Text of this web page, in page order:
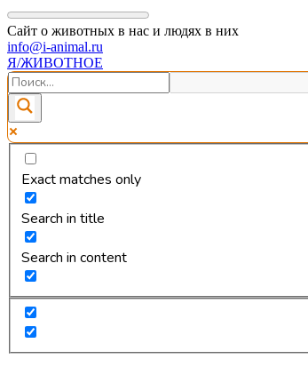
Сайт о животных в нас и людях в них
info@i-animal.ru
Я/ЖИВОТНОЕ
Exact matches only
Search in title
Search in content